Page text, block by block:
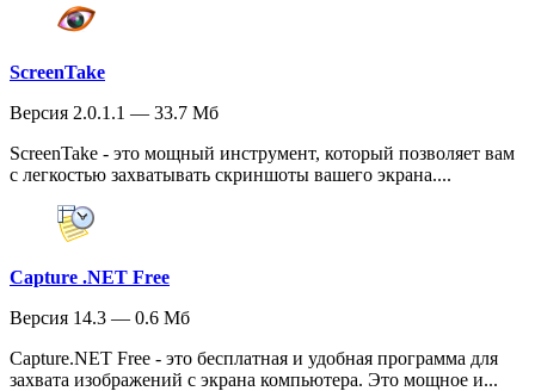
ScreenTake
Версия 2.0.1.1 — 33.7 Мб
ScreenTake - это мощный инструмент, который позволяет вам
с легкостью захватывать скриншоты вашего экрана....
Capture .NET Free
Версия 14.3 — 0.6 Мб
Capture.NET Free - это бесплатная и удобная программа для
захвата изображений с экрана компьютера. Это мощное и...